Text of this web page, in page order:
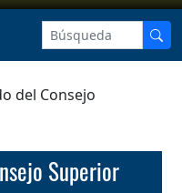
del Consejo
Superior